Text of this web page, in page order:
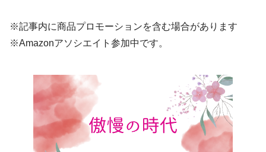
※記事内に商品プロモーションを含む場合があります
※Amazonアソシエイト参加中です。